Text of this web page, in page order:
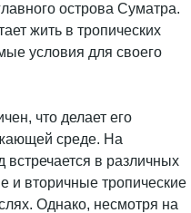
острова Суматра.
жить в тропических
условия для своего
что делает его
среде. На
встречается в различных
и вторичные тропические
Однако, несмотря на